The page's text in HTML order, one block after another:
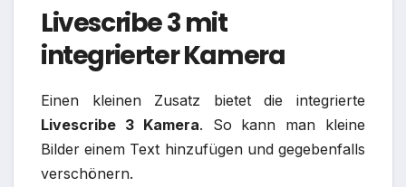
Livescribe 3 mit
integrierter Kamera
Einen kleinen Zusatz bietet die integrierte
Livescribe 3 Kamera. So kann man kleine
Bilder einem Text hinzufügen und gegebenfalls
verschönern.